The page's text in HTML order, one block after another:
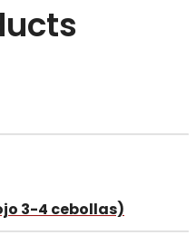
3-4 cebollas)